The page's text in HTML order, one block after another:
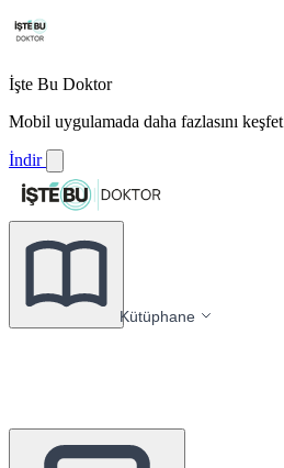
İşte Bu Doktor
Mobil uygulamada daha fazlasını keşfet
İndir
Kütüphane